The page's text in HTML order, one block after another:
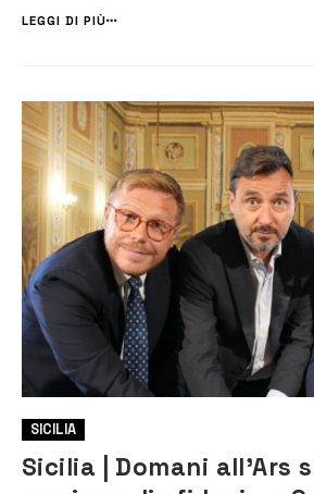
presentare una mozione di sfiducia contro il
LEGGI DI PIÙ
SICILIA
Sicilia | Domani all’Ars